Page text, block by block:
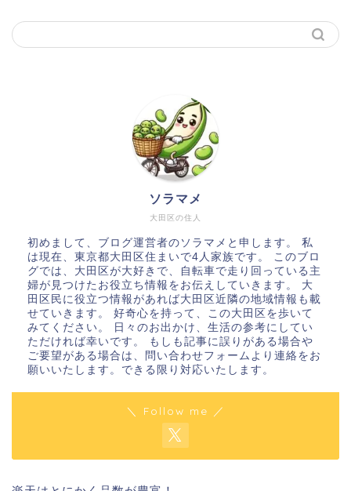
大田区の住人
ソラマメ
初めまして、ブログ運営者のソラマメと申します。 私
は現在、東京都大田区住まいで4人家族です。 このブロ
グでは、大田区が大好きで、自転車で走り回っている主
婦が見つけたお役立ち情報をお伝えしていきます。 大
田区民に役立つ情報があれば大田区近隣の地域情報も載
せていきます。 好奇心を持って、この大田区を歩いて
みてください。 日々のお出かけ、生活の参考にしてい
ただければ幸いです。 もしも記事に誤りがある場合や
ご要望がある場合は、問い合わせフォームより連絡をお
願いいたします。できる限り対応いたします。
＼ Follow me ／